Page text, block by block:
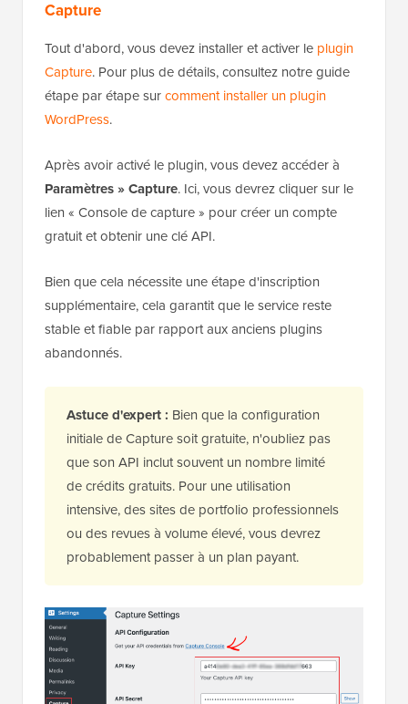
Capture
Tout d'abord, vous devez installer et activer le plugin
Capture. Pour plus de détails, consultez notre guide
étape par étape surcomment installer un plugin
WordPress.
Après avoir activé le plugin, vous devez accéder à
Paramètres » Capture. Ici, vous devrez cliquer sur le
lien « Console de capture » pour créer un compte
gratuit et obtenir une clé API.
Bien que cela nécessite une étape d'inscription
supplémentaire, cela garantit que le service reste
stable et fiable par rapport aux anciens plugins
abandonnés.
Astuce d'expert : Bien que la configuration
initiale de Capture soit gratuite, n'oubliez pas
que son API inclut souvent un nombre limité
de crédits gratuits. Pour une utilisation
intensive, des sites de portfolio professionnels
ou des revues à volume élevé, vous devrez
probablement passer à un plan payant.